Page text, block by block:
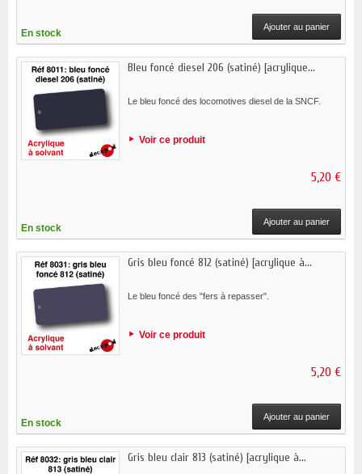
En stock
Ajouter au panier
Bleu foncé diesel 206 (satiné) [acrylique...
Le bleu foncé des locomotives diesel de la SNCF.
Voir ce produit
5,20 €
En stock
Ajouter au panier
Gris bleu foncé 812 (satiné) [acrylique à...
Le bleu foncé des "fers à repasser".
Voir ce produit
5,20 €
En stock
Ajouter au panier
Gris bleu clair 813 (satiné) [acrylique à...